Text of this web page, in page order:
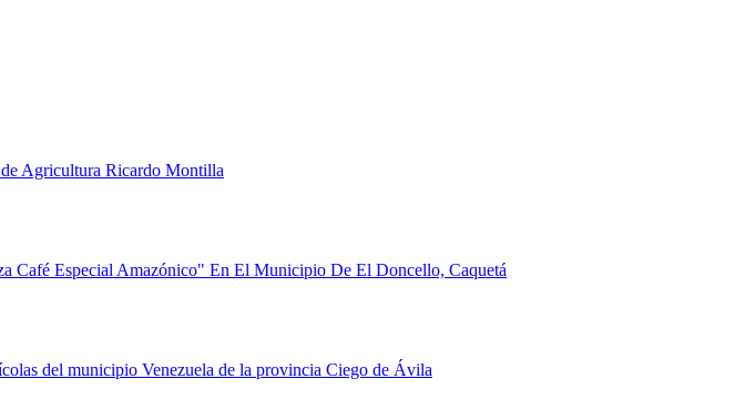
Agricultura Ricardo Montilla
Café Especial Amazónico" En El Municipio De El Doncello, Caquetá
del municipio Venezuela de la provincia Ciego de Ávila